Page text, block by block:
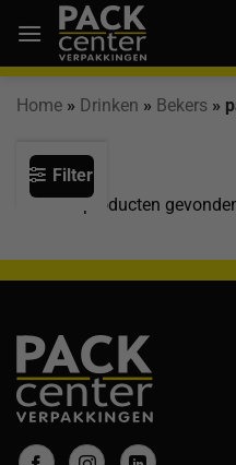
naar
inhoud
Home » Drinken » Bekers »
Filter
Geen producten